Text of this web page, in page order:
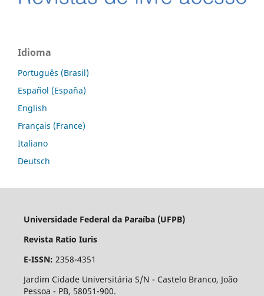
Idioma
Português (Brasil)
Español (España)
English
Français (France)
Italiano
Deutsch
Universidade Federal da Paraíba (UFPB)
Revista Ratio Iuris
E-ISSN: 2358-4351
Jardim Cidade Universitária S/N - Castelo Branco, João
Pessoa - PB, 58051-900.